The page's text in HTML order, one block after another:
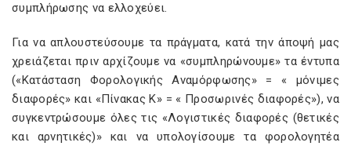
συμπλήρωσης να ελλοχεύει.
Για να απλουστεύσουμε τα πράγματα, κατά την άποψή μας
χρειάζεται πριν αρχίζουμε να «συμπληρώνουμε» τα έντυπα
(«Κατάσταση Φορολογικής Αναμόρφωσης» = « μόνιμες
διαφορές» και «Πίνακας Κ» = « Προσωρινές διαφορές»), να
συγκεντρώσουμε όλες τις «Λογιστικές διαφορές (θετικές
και αρνητικές)» και να υπολογίσουμε τα φορολογητέα